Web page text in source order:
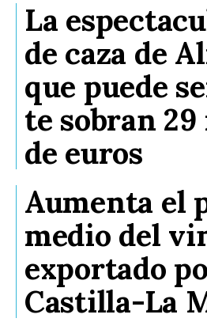
La
de caza de
que puede
te sobran
de euros
Aumenta el
medio del
exportado
Castilla-La